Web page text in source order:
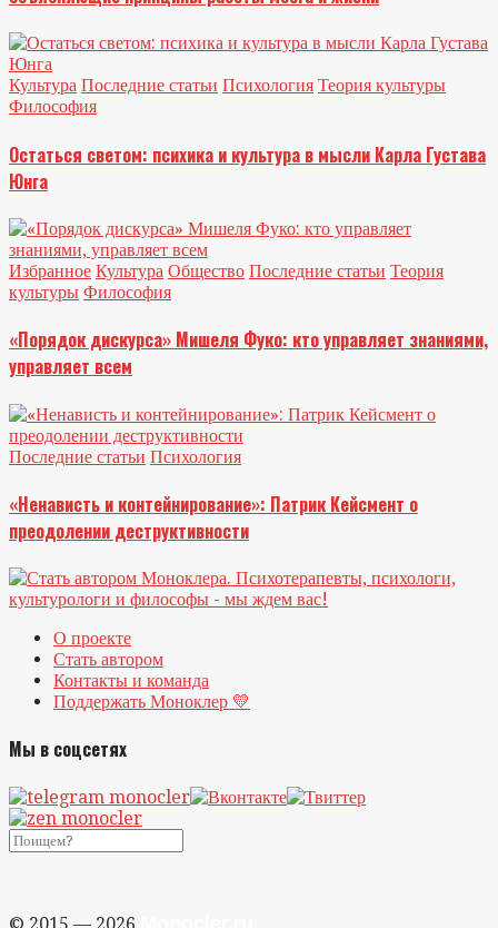
Культура Последние статьи Психология Теория культуры
Философия
Остаться светом: психика и культура в мысли Карла Густава
Юнга
Избранное Культура Общество Последние статьи Теория
культуры Философия
«Порядок дискурса» Мишеля Фуко: кто управляет знаниями,
управляет всем
Последние статьи Психология
«Ненависть и контейнирование»: Патрик Кейсмент о
преодолении деструктивности
О проекте
Стать автором
Контакты и команда
Поддержать Моноклер 💛
Мы в соцсетях
© 2015 — 2026